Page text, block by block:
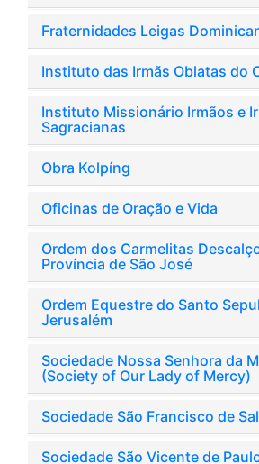
Fraternidades Leigas
Instituto das Irmãs Oblatas do
Instituto Missionário Irmãos e
Sagracianas
Obra Kolpíng
Oficinas de Oração e Vida
Ordem dos Carmelitas
Província de São José
Ordem Equestre do Santo
Jerusalém
Sociedade Nossa Senhora da
(Society of Our Lady of Mercy)
Sociedade São Francisco de
Sociedade São Vicente de